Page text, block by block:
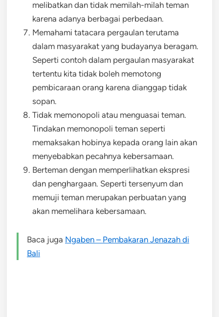
melibatkan dan tidak memilah-milah teman
karena adanya berbagai perbedaan.
Memahami tatacara pergaulan terutama
dalam masyarakat yang budayanya beragam.
Seperti contoh dalam pergaulan masyarakat
tertentu kita tidak boleh memotong
pembicaraan orang karena dianggap tidak
sopan.
Tidak memonopoli atau menguasai teman.
Tindakan memonopoli teman seperti
memaksakan hobinya kepada orang lain akan
menyebabkan pecahnya kebersamaan.
Berteman dengan memperlihatkan ekspresi
dan penghargaan. Seperti tersenyum dan
memuji teman merupakan perbuatan yang
akan memelihara kebersamaan.
Baca juga Ngaben – Pembakaran Jenazah di
Bali